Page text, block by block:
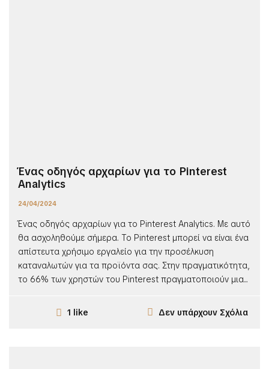
Ένας οδηγός αρχαρίων για το Pinterest
Analytics
24/04/2024
Ένας οδηγός αρχαρίων για το Pinterest Analytics. Με αυτό
θα ασχοληθούμε σήμερα. Το Pinterest μπορεί να είναι ένα
απίστευτα χρήσιμο εργαλείο για την προσέλκυση
καταναλωτών για τα προϊόντα σας. Στην πραγματικότητα,
το 66% των χρηστών του Pinterest πραγματοποιούν μια...
1 like Δεν υπάρχουν Σχόλια